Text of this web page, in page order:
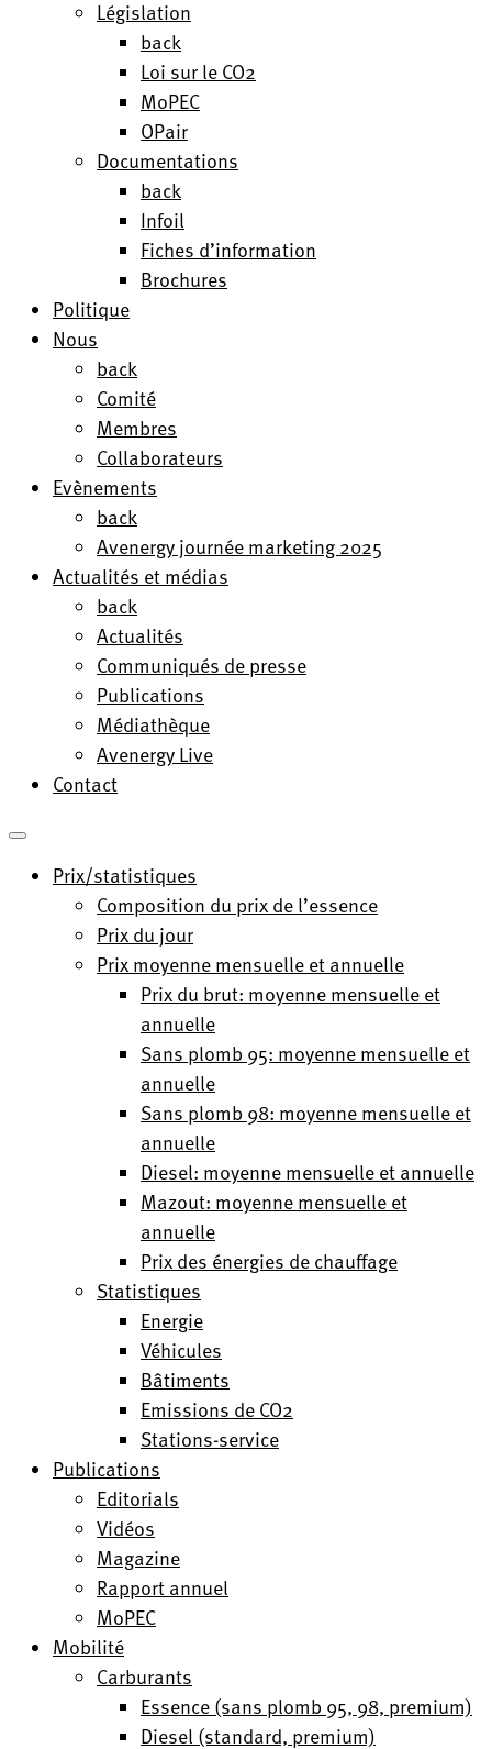
Législation
back
Loi sur le CO2
MoPEC
OPair
Documentations
back
Infoil
Fiches d’information
Brochures
Politique
Nous
back
Comité
Membres
Collaborateurs
Evènements
back
Avenergy journée marketing 2025
Actualités et médias
back
Actualités
Communiqués de presse
Publications
Médiathèque
Avenergy Live
Contact
Prix/statistiques
Composition du prix de l’essence
Prix du jour
Prix moyenne mensuelle et annuelle
Prix du brut: moyenne mensuelle et
annuelle
Sans plomb 95: moyenne mensuelle et
annuelle
Sans plomb 98: moyenne mensuelle et
annuelle
Diesel: moyenne mensuelle et annuelle
Mazout: moyenne mensuelle et
annuelle
Prix des énergies de chauffage
Statistiques
Energie
Véhicules
Bâtiments
Emissions de CO2
Stations-service
Publications
Editorials
Vidéos
Magazine
Rapport annuel
MoPEC
Mobilité
Carburants
Essence (sans plomb 95, 98, premium)
Diesel (standard, premium)